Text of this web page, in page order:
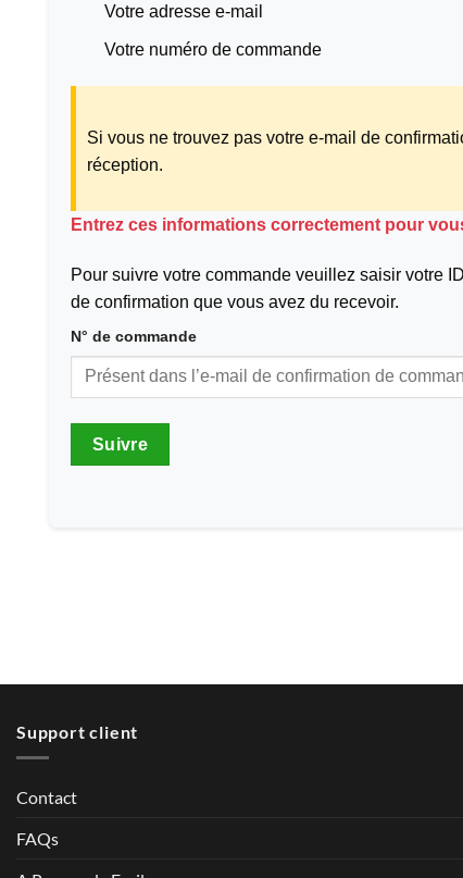
Votre adresse e-mail
Votre numéro de commande
Si vous ne trouvez pas votre e-mail de
réception.
Entrez ces informations correctement pour
Pour suivre votre commande veuillez saisir votre
de confirmation que vous avez du recevoir.
N° de commande
Suivre
Support client
Contact
FAQs